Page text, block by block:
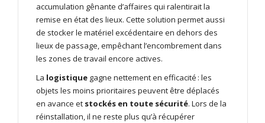
accumulation gênante d’affaires qui ralentirait la
remise en état des lieux. Cette solution permet aussi
de stocker le matériel excédentaire en dehors des
lieux de passage, empêchant l’encombrement dans
les zones de travail encore actives.
La logistique gagne nettement en efficacité : les
objets les moins prioritaires peuvent être déplacés
en avance et stockés en toute sécurité. Lors de la
réinstallation, il ne reste plus qu’à récupérer